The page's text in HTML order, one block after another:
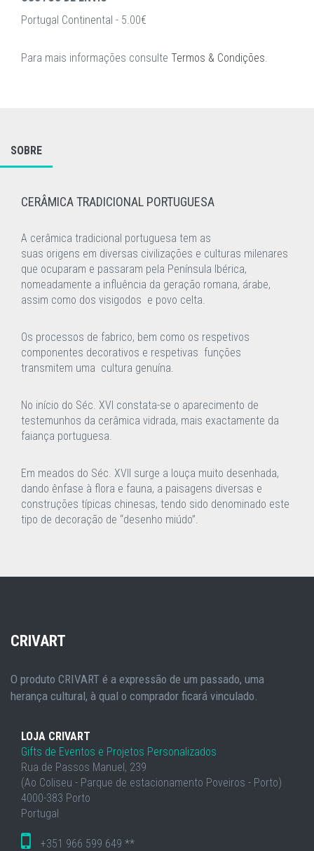
Portugal Continental - 5.00€
Para mais informações consulte Termos & Condições.
SOBRE
CERÂMICA TRADICIONAL PORTUGUESA
A cerâmica tradicional portuguesa tem as
suas origens em diversas civilizações e culturas milenares
que ocuparam e passaram pela Península Ibérica,
nomeadamente a influência da geração romana, árabe,
assim como dos visigodos e povo celta.
Os processos de fabrico, bem como os respetivos
componentes decorativos e respetivas funções
transmitem uma cultura genuína.
No início do Séc. XVI constata-se o aparecimento de
testemunhos da cerâmica vidrada, mais exactamente da
faiança portuguesa.
Em meados do Séc. XVII surge a louça muito desenhada,
dando ênfase à flora e fauna, a paisagens diversas e
construções típicas chinesas, tendo sido denominado este
tipo de decoração de “desenho miúdo”.
CRIVART
O produto CRIVART é a expressão de um passado, uma
herança cultural, à qual o comprador ficará vinculado.
LOJA CRIVART
Gifts de Eventos e Projetos Personalizados
Rua de Passos Manuel, 239
(Ao Coliseu - Parque de estacionamento Poveiros - Porto)
4000-383 Porto
Portugal
+351 966 599 649 **